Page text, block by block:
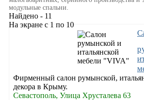
модульные спальни.
Найдено - 11
На экране с 1 по 10
Фирменный салон румынской,
декора в Крыму.
Севастополь, Улица Хрусталева 63